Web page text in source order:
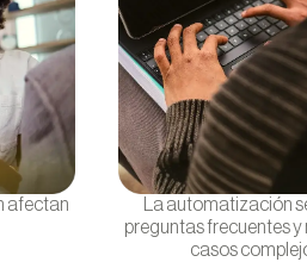
afectan
La automatización
preguntas frecuentes y
casos